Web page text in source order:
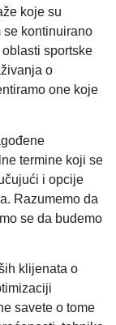
koje su
se kontinuirano
sportske
o
one koje
termine koji se
i opcije
Razumemo da
se da budemo
klijenata o
savete o tome